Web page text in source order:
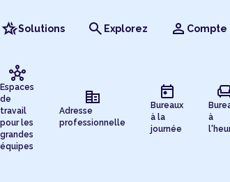
hotel_classSolutions search Explorez person Compte
hub
Espaces
de
travail
pour les
grandes
équipes
corporate_fare
Adresse
professionnelle
today
Bureaux
à la
journée
à